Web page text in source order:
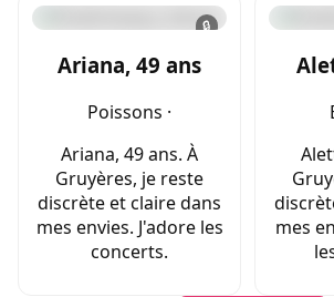
🔒
Ariana, 49 ans
Poissons ·
Ariana, 49 ans. À
Gruyères, je reste
discrète et claire dans
mes envies. J'adore les
concerts.
mes